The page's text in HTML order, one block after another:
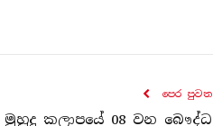
පෙර පුව​ත
කලාපයේ 08 වන බෞද්ධ